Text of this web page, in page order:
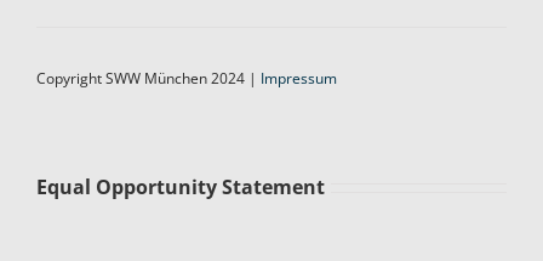
Copyright SWW München 2024 | Impressum
Equal Opportunity Statement